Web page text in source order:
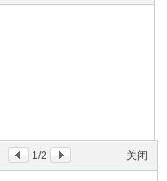
关闭
1/2